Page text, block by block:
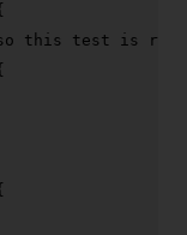
this test is run.